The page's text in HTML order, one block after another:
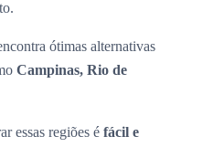
ótimas alternativas
Campinas, Rio de
essas regiões é fácil e